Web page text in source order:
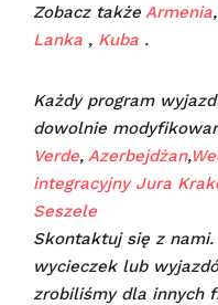
Zobacz także Armenia,
Lanka , Kuba .
Każdy program
dowolnie
Verde, Azerbejdżan,
integracyjny Jura
Seszele
Skontaktuj się z
wycieczek lub
zrobiliśmy dla innych